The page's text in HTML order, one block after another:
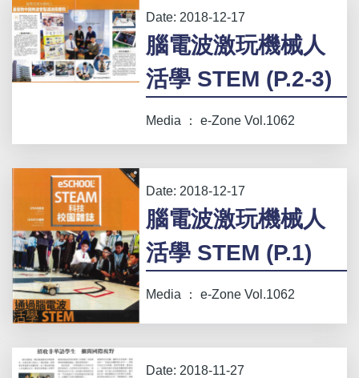
Date:2018-12-17
腦電波激玩機械人
活學 STEM (P.2-3)
Media ： e-Zone Vol.1062
Date:2018-12-17
腦電波激玩機械人
活學 STEM (P.1)
Media ： e-Zone Vol.1062
Date: 2018-11-27